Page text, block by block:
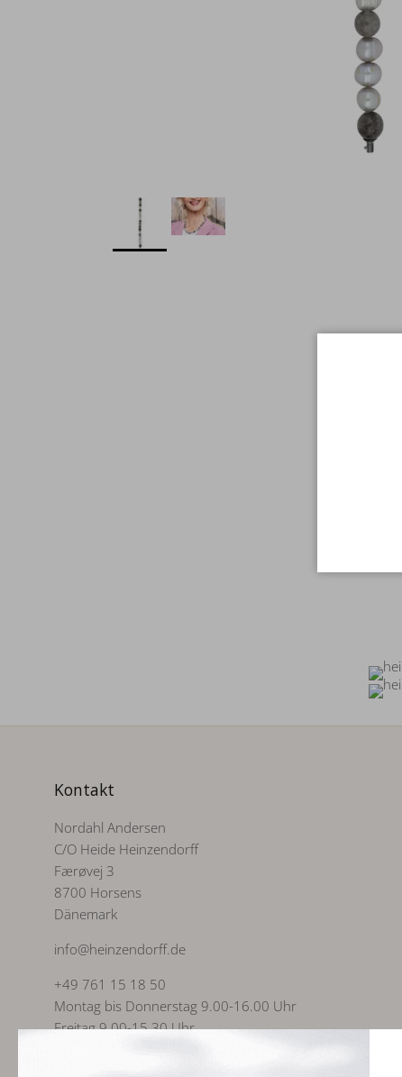
Kontakt
Nordahl Andersen
C/O Heide Heinzendorff
Færøvej 3
8700 Horsens
Dänemark
info@heinzendorff.de
+49 761 15 18 50
Montag bis Donnerstag 9.00-16.00 Uhr
Freitag 9.00-15.30 Uhr